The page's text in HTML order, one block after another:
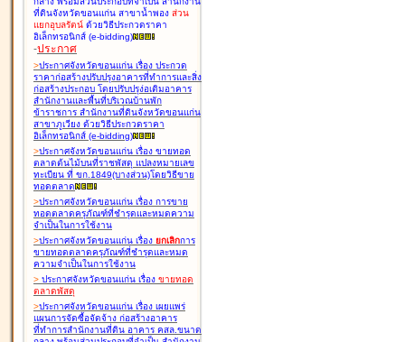
ที่ดินจังหวัดขอนแก่น สาขาน้ำพอง ส่วน
แยกอุบลรัตน์ ด้วยวิธีประกวดราคา
อิเล็กทรอนิกส์ (e-bidding)
-ประกาศ
>ประกาศจังหวัดขอนแก่น เรื่อง ประกวด
ราคาก่อสร้างปรับปรุงอาคารที่ทำการและสิ่ง
ก่อสร้างประกอบ โดยปรับปรุง่อเติมอาคาร
สำนักงานและพื้นที่บริเวณบ้านพัก
ข้าราชการ สำนักงานที่ดินจังหวัดขอนแก่น
สาขาภูเวียง ด้วยวิธีประกวดราคา
อิเล็กทรอนิกส์ (e-bidding)
>ประกาศจังหวัดขอนแก่น เรื่อง ขายทอด
ตลาดต้นไม้บนที่ราชพัสดุ แปลงหมายเลข
ทะเบียน ที่ ขก.1849(บางส่วน)โดยวิธีขาย
ทอดตลาด
>ประกาศจังหวัดขอนแก่น เรื่อง การขาย
ทอดตลาดครุภัณฑ์ที่ชำรุดและหมดความ
จำเป็นในการใช้งาน
>ประกาศจังหวัดขอนแก่น เรื่อง ยกเลิกการ
ขายทอดตลาดครุภัณฑ์ที่ชำรุดและหมด
ความจำเป็นในการใช้งาน
> ประกาศจังหวัดขอนแก่น เรื่อง ขายทอด
ตลาดพัสดุ
>ประกาศจังหวัดขอนแก่น เรื่อง เผยแพร่
แผนการจัดซื้อจัดจ้าง ก่อสร้างอาคาร
ที่ทำการสำนักงานที่ดิน อาคาร คสล.ขนาด